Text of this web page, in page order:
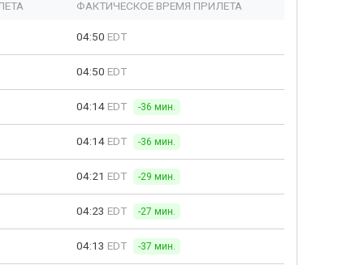
ФАКТИЧЕСКОЕ ВРЕМЯ ПРИЛЕТА
04:50 EDT
04:50 EDT
04:14 EDT -36 мин.
04:14 EDT -36 мин.
04:21 EDT -29 мин.
04:23 EDT -27 мин.
04:13 EDT -37 мин.